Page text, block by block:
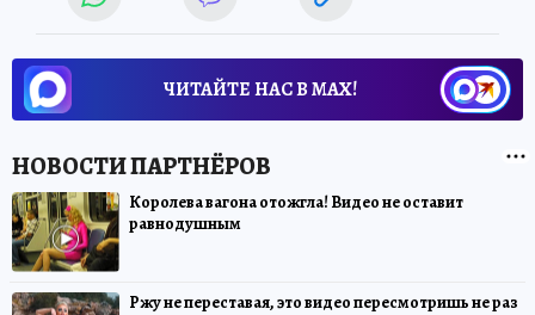
ЧИТАЙТЕ НАС В МАХ!
Королева вагона отожгла! Видео не оставит
равнодушным
Ржу не переставая, это видео пересмотришь не раз